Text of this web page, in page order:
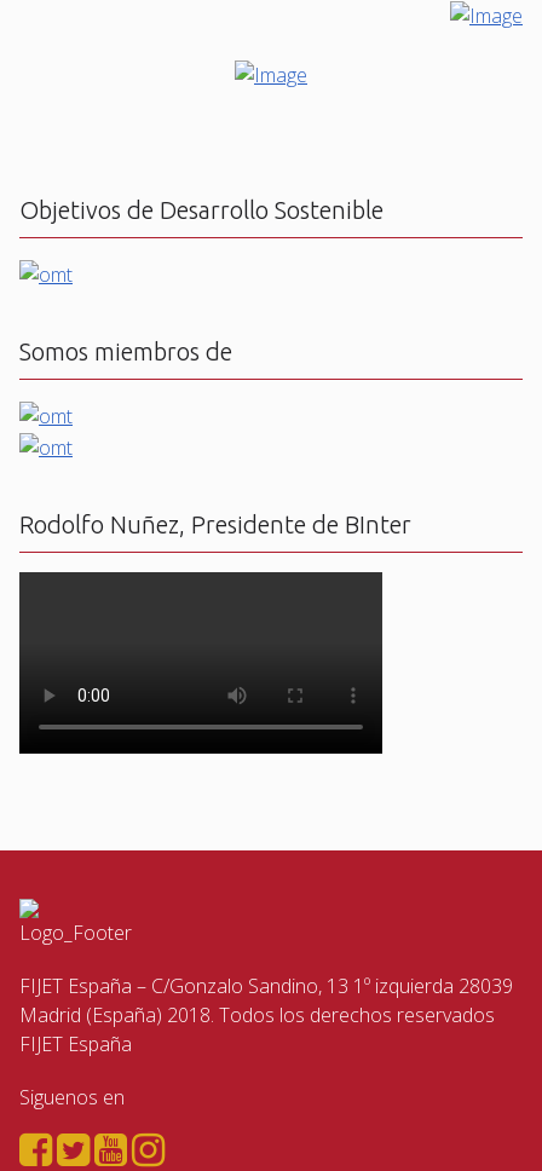
Objetivos de Desarrollo Sostenible
Somos miembros de
Rodolfo Nuñez, Presidente de BInter
FIJET España – C/Gonzalo Sandino, 13 1º izquierda 28039
Madrid (España) 2018. Todos los derechos reservados
FIJET España
Siguenos en